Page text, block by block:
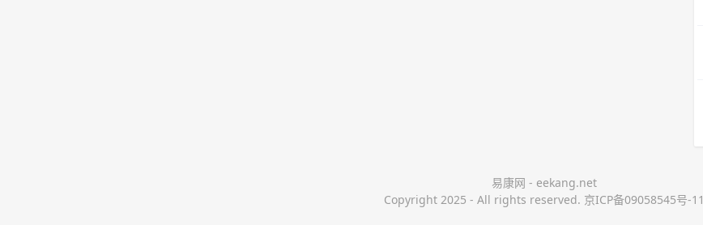
易康网 - eekang.net
Copyright 2025 - All rights reserved. 京ICP备09058545号-11